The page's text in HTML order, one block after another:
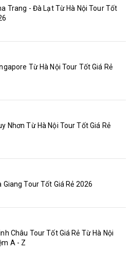
Trang - Đà Lạt Từ Hà Nội Tour Tốt
Từ Hà Nội Tour Tốt Giá Rẻ
Nhơn Từ Hà Nội Tour Tốt Giá Rẻ
Giang Tour Tốt Giá Rẻ 2026
Châu Tour Tốt Giá Rẻ Từ Hà Nội
A - Z